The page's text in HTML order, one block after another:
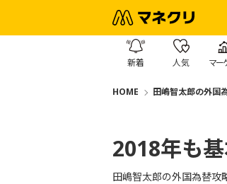
新着 人気 マー
HOME 田嶋智太郎の外国
2018年も
田嶋智太郎の外国為替攻